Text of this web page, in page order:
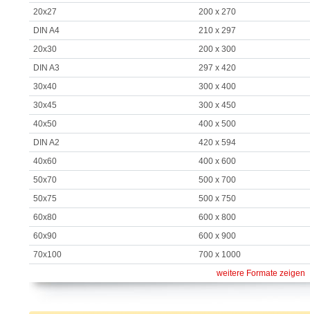
20x27
200 x 270
DIN A4
210 x 297
20x30
200 x 300
DIN A3
297 x 420
30x40
300 x 400
30x45
300 x 450
40x50
400 x 500
DIN A2
420 x 594
40x60
400 x 600
50x70
500 x 700
50x75
500 x 750
60x80
600 x 800
60x90
600 x 900
70x100
700 x 1000
weitere Formate zeigen